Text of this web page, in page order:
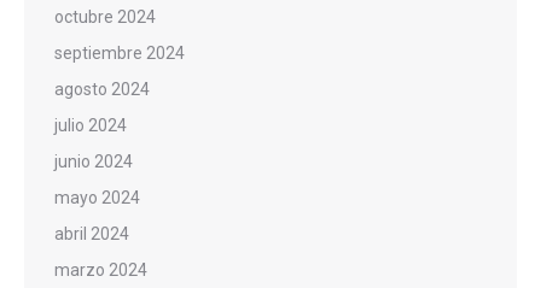
octubre 2024
septiembre 2024
agosto 2024
julio 2024
junio 2024
mayo 2024
abril 2024
marzo 2024